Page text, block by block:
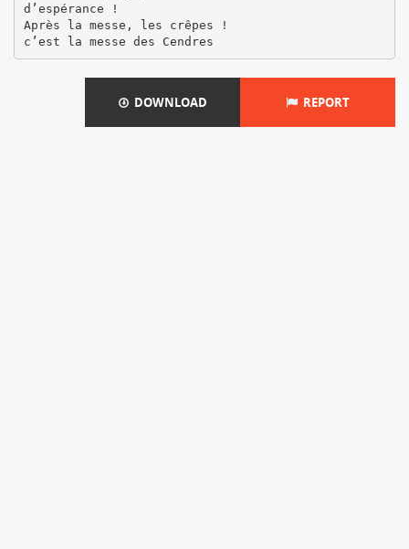
d’espérance !
Après la messe, les crêpes !
DOWNLOAD REPORT